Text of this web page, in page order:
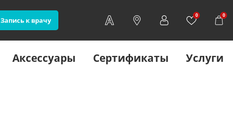
Запись к врачу
0 0
Аксессуары Сертификаты Услуги